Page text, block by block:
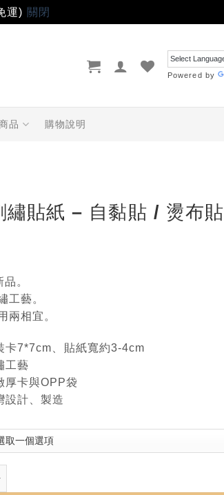
運) 關閉
Powered by
品 購物說明
繡貼紙 – 自黏貼 / 燙布貼
。
工藝。
兩相宜。
卡7*7cm、貼紙寬約3-4cm
工藝
厚卡與OPP袋
設計、製造
紙 - 自黏貼 / 燙布貼 數量